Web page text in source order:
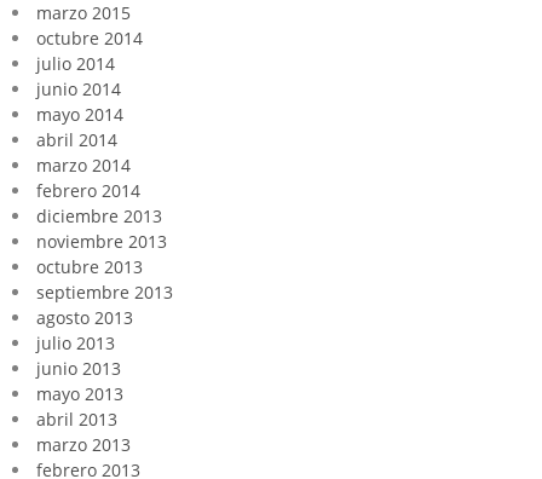
marzo 2015
octubre 2014
julio 2014
junio 2014
mayo 2014
abril 2014
marzo 2014
febrero 2014
diciembre 2013
noviembre 2013
octubre 2013
septiembre 2013
agosto 2013
julio 2013
junio 2013
mayo 2013
abril 2013
marzo 2013
febrero 2013